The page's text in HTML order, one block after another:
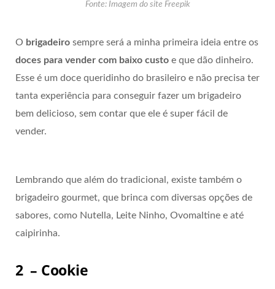
Fonte: Imagem do site Freepik
O brigadeiro sempre será a minha primeira ideia entre os
doces para vender com baixo custo e que dão dinheiro.
Esse é um doce queridinho do brasileiro e não precisa ter
tanta experiência para conseguir fazer um brigadeiro
bem delicioso, sem contar que ele é super fácil de
vender.
Lembrando que além do tradicional, existe também o
brigadeiro gourmet, que brinca com diversas opções de
sabores, como Nutella, Leite Ninho, Ovomaltine e até
caipirinha.
2 – Cookie